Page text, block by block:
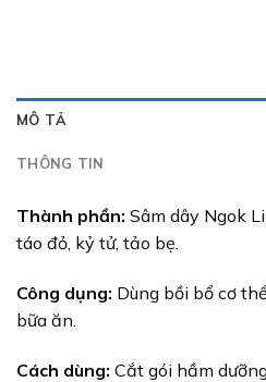
MÔ TẢ
THÔNG TIN
Thành phần: Sâm dây Ngok
táo đỏ, kỷ tử, tảo bẹ.
Công dụng: Dùng bồi bổ cơ
bữa ăn.
Cách dùng: Cắt gói hầm